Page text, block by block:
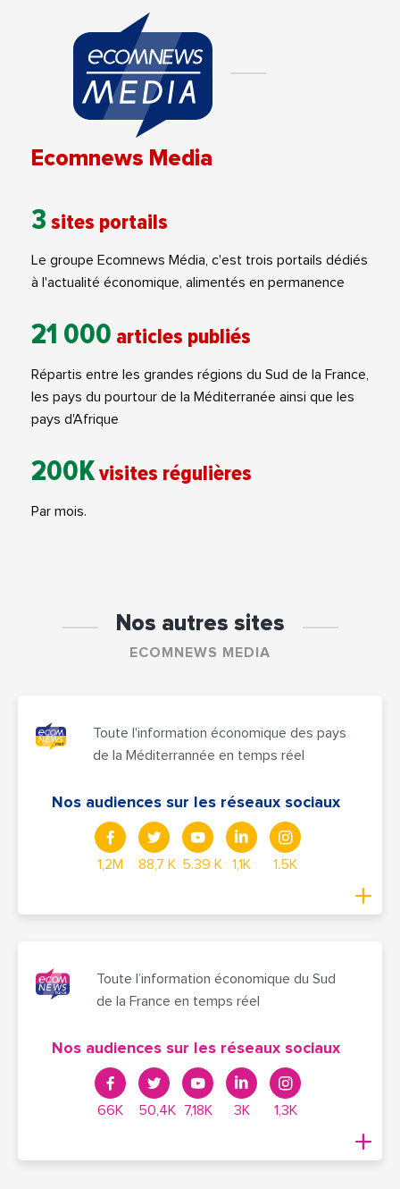
Ecomnews Media
3 sites portails
Le groupe Ecomnews Média, c'est trois portails dédiés
à l'actualité économique, alimentés en permanence
21 000 articles publiés
Répartis entre les grandes régions du Sud de la France,
les pays du pourtour de la Méditerranée ainsi que les
pays d'Afrique
200Kvisites régulières
Par mois.
Nos autres sites
ECOMNEWS MEDIA
Toute l'information économique des pays
de la Méditerrannée en temps réel
Nos audiences sur les réseaux sociaux
1,2M 88,7 K 5.39 K 1,1K 1.5K
Toute l’information économique du Sud
de la France en temps réel
Nos audiences sur les réseaux sociaux
66K 50,4K 7,18K 3K 1,3K